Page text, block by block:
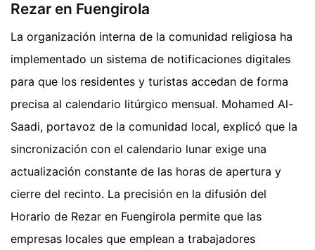
Rezar en Fuengirola
La organización interna de la comunidad religiosa ha
implementado un sistema de notificaciones digitales
para que los residentes y turistas accedan de forma
precisa al calendario litúrgico mensual. Mohamed Al-
Saadi, portavoz de la comunidad local, explicó que la
sincronización con el calendario lunar exige una
actualización constante de las horas de apertura y
cierre del recinto. La precisión en la difusión del
Horario de Rezar en Fuengirola permite que las
empresas locales que emplean a trabajadores